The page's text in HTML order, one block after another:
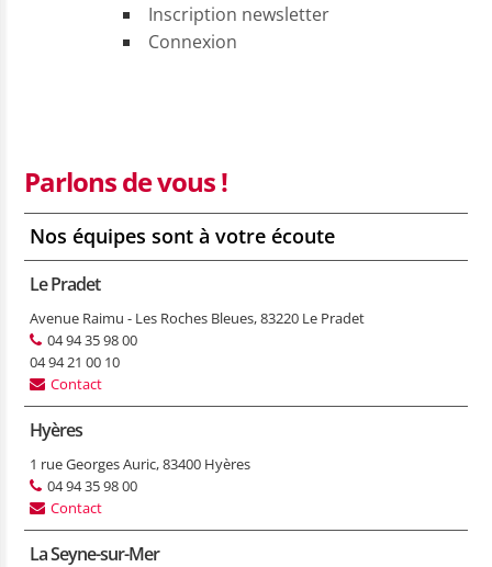
Inscription newsletter
Connexion
Parlons de vous !
Nos équipes sont à votre écoute
Le Pradet
Avenue Raimu - Les Roches Bleues, 83220 Le Pradet
04 94 35 98 00
04 94 21 00 10
Contact
Hyères
1 rue Georges Auric, 83400 Hyères
04 94 35 98 00
Contact
La Seyne-sur-Mer